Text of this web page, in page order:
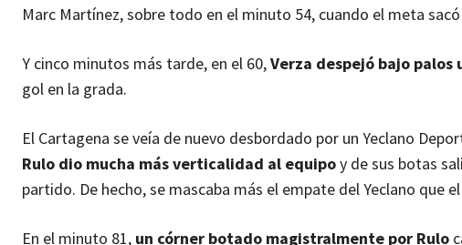
Marc Martínez, sobre todo en el minuto 54, cuando el meta
Y cinco minutos más tarde, en el 60,Verza despejó bajo palos
gol en la grada.
El Cartagena se veía de nuevo desbordado por un Yeclano
Rulo dio mucha más verticalidad al equipoy de sus botas
partido. De hecho, se mascaba más el empate del Yeclano que
En el minuto 81, un córner botado magistralmente por Rulo